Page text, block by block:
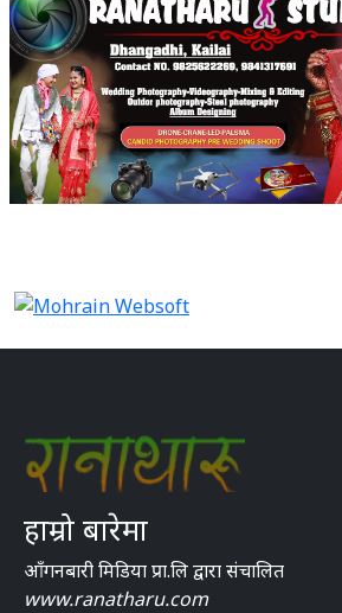
हाम्रो बारेमा
आँगनबारी मिडिया प्रा.लि द्वारा संचालित
www.ranatharu.com